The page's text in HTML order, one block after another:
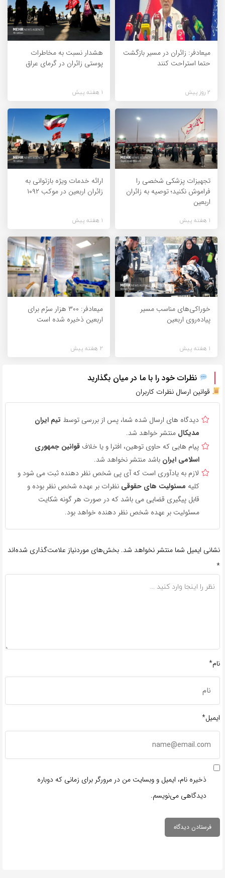
میعادفر: زائران در مسیر بازگشت
حتما استراحت کنند
2 روز پیش
هشدار نسبت به مخاطرات
پوستی زائران در گرمای عراق
1 هفته پیش
تجهیزات پزشکی شخصی را
فراموش نکنید؛ توصیه به زائران
اربعین
1 هفته پیش
ارائه خدمات ویژه بازتوانی به
زائران اربعین در موکب ۱۰۹۲
1 هفته پیش
خوراکی‌های مناسب مسیر
پیاده‌روی اربعین
1 هفته پیش
میعادفر: ۳۰۰ هزار سرُم برای
اربعین ذخیره شده است
2 هفته پیش
نظرات خود را با ما در میان بگذارید
قوانین ارسال نظرات کاربران
دیدگاه های ارسال شده شما، پس از بررسی توسط تیم ایران
مدیکال منتشر خواهد شد.
پیام هایی که حاوی توهین، افترا و یا خلاف قوانین جمهوری
اسلامی ایران باشد منتشر نخواهد شد.
لازم به یادآوری است که آی پی شخص نظر دهنده ثبت می شود و
کلیه مسئولیت های حقوقی نظرات بر عهده شخص نظر بوده و
قابل پیگیری قضایی می باشد که در صورت هر گونه شکایت
مسئولیت بر عهده شخص نظر دهنده خواهد بود.
نشانی ایمیل شما منتشر نخواهد شد. بخش‌های موردنیاز علامت‌گذاری شده‌اند
*
نام*
ایمیل*
ذخیره نام، ایمیل و وبسایت من در مرورگر برای زمانی که دوباره
دیدگاهی می‌نویسم.